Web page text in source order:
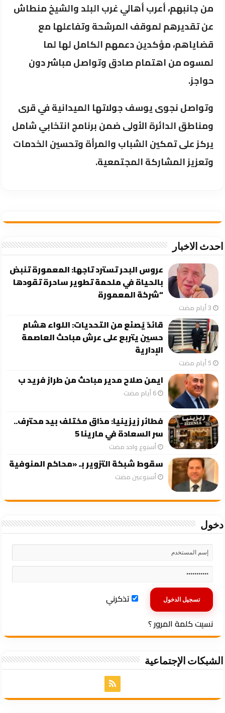
من جانبهم، أعرب أهالي غرب البلد والشيخ منطاش
عن تقديرهم لموقف المرشحة وتفاعلها مع
قضاياهم، مؤكدين دعمهم الكامل لها لما
لمسوه من اهتمام صادق وتواصل مباشر دون
حواجز.
وتواصل نجوى يوسف جولاتها الميدانية في قرى
ومناطق الدائرة الأولى ضمن برنامج انتخابي شامل
يركز على تمكين الشباب والمرأة وتحسين الخدمات
وتعزيز المشاركة المجتمعية.
احدث الاخبار
عروس البحر تسترد تاجها: المعمورة تنبض
بالحياة في ملحمة تطوير ساحرة تقودها
“شركة المعمورة
قائدٌ يُصنَع من التحديات: اللواء هشام
حسين يتربع على عرش مباحث العاصمة
الإدارية
ايمن صلاح مدير مباحث من طراز فريد ب
‏6 أيام مضت
فطائر زيزينيا: مذاق مختلف بيد محترف..
سر السعادة في مارينا 5
‏أسبوع واحد مضت
سقوط شبكة التزوير بـ «محاكم المنوفية
‏أسبوعين مضت
دخول
تذكرني
نسيت كلمة المرور ؟
الشبكات الإجتماعية